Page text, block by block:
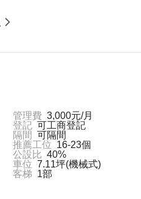
管理費 3,000元/月
登記 可工商登記
隔間 可隔間
推薦工位 16-23個
公設比 40%
車位 7.11坪(機械式)
客梯 1部